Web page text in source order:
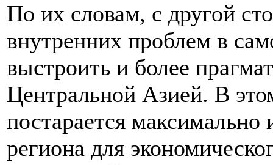
По их словам, с другой
внутренних проблем в
выстроить и более
Центральной Азией. В
постарается максимально
региона для